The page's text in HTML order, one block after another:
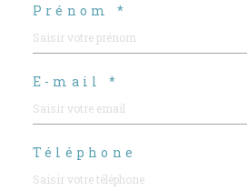
Prénom *
E-mail *
Téléphone